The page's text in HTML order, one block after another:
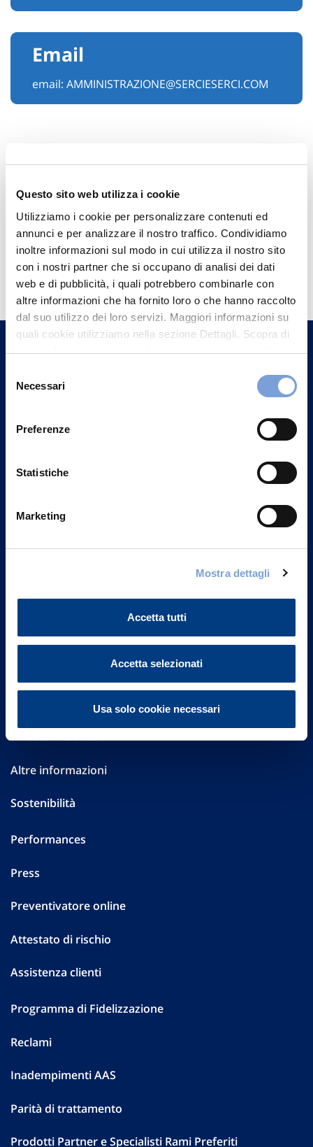
Questo sito web utilizza i cookie
Utilizziamo i cookie per personalizzare contenuti ed
annunci e per analizzare il nostro traffico. Condividiamo
inoltre informazioni sul modo in cui utilizza il nostro sito
con i nostri partner che si occupano di analisi dei dati
web e di pubblicità, i quali potrebbero combinarle con
altre informazioni che ha fornito loro o che hanno raccolto
dal suo utilizzo dei loro servizi. Maggiori informazioni su
quali cookie utilizziamo nella sezione Dettagli. Scopra di
più su chi siamo, come può contattarci e come trattiamo i
può trovare nel footer del sito nella sezione "Informativa
delNecessari
Preferenze
Statistiche
Marketing
Mostra dettagli
Accetta tutti
Accetta selezionati
Usa solo cookie necessari
Email
email: AMMINISTRAZIONE@SERCIESERCI.COM
Hai bisogno di
informazioni?
Trova l'Agenzia più vicina a te e parla con
un nostro Agente.
Via Ignazio Gardella, 2
Part. IVA 01329510158
Investor Relations
Altre informazioni
Sostenibilità
Performances
Press
Preventivatore online
Attestato di rischio
Assistenza clienti
Programma di Fidelizzazione
Reclami
Inadempimenti AAS
Parità di trattamento
Prodotti Partner e Specialisti Rami Preferiti